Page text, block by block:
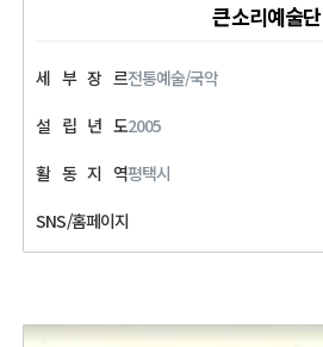
큰소리예술단
세 부 장 르전통예술/국악
설 립 년 도2005
활 동 지 역평택시
SNS/홈페이지